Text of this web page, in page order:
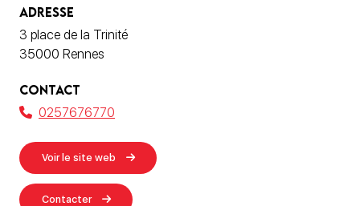
ADRESSE
3 place de la Trinité
35000 Rennes
CONTACT
0257676770
Voir le site web
Contacter